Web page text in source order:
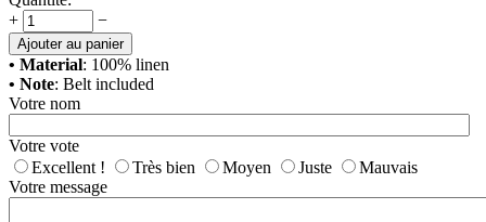
+
−
Ajouter au panier
• Material: 100% linen
• Note: Belt included
Votre nom
Votre vote
Excellent !
Très bien Moyen Juste
Mauvais
Votre message